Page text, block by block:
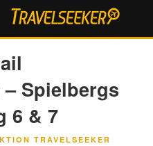
Spielbergs
6 & 7
TRAVELSEEKER